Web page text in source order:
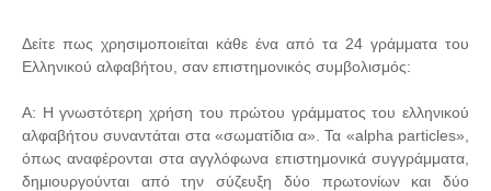
Δείτε πως χρησιμοποιείται κάθε ένα από τα 24 γράμματα του
Eλληνικού αλφαβήτου, σαν επιστημονικός συμβολισμός:
Α: Η γνωστότερη χρήση του πρώτου γράμματος του ελληνικού
αλφαβήτου συναντάται στα «σωματίδια α». Τα «alpha particles»,
όπως αναφέρονται στα αγγλόφωνα επιστημονικά συγγράμματα,
δημιουργούνται από την σύζευξη δύο πρωτονίων και δύο